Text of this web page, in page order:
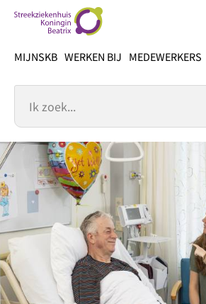
inhoud
MIJNSKB WERKEN BIJ MEDEWERKERS